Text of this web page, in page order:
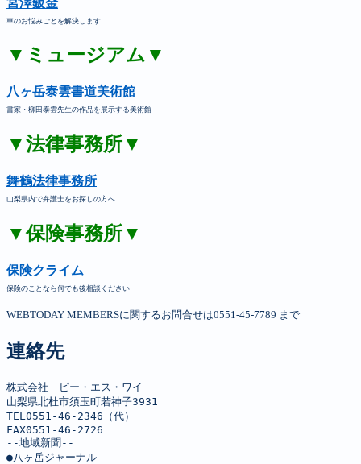
車のお悩みごとを解決します
▼ミュージアム▼
八ヶ岳泰雲書道美術館
書家・柳田泰雲先生の作品を展示する美術館
▼法律事務所▼
舞鶴法律事務所
山梨県内で弁護士をお探しの方へ
▼保険事務所▼
保険クライム
保険のことなら何でも後相談ください
WEBTODAY MEMBERSに関するお問合せは0551-45-7789 まで
連絡先
株式会社　ピー・エス・ワイ
山梨県北杜市須玉町若神子3931
TEL0551-46-2346（代）
FAX0551-46-2726
--地域新聞--
●八ヶ岳ジャーナル